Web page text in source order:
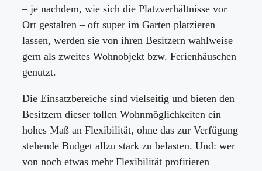
– je nachdem, wie sich die Platzverhältnisse vor
Ort gestalten – oft super im Garten platzieren
lassen, werden sie von ihren Besitzern wahlweise
gern als zweites Wohnobjekt bzw. Ferienhäuschen
genutzt.
Die Einsatzbereiche sind vielseitig und bieten den
Besitzern dieser tollen Wohnmöglichkeiten ein
hohes Maß an Flexibilität, ohne das zur Verfügung
stehende Budget allzu stark zu belasten. Und: wer
von noch etwas mehr Flexibilität profitieren